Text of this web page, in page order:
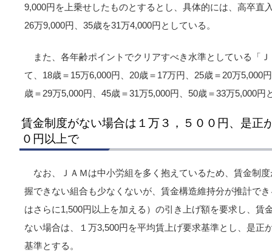
9,000円を上乗せしたものとするとし、具体的には、高卒直
26万9,000円、35歳を31万4,000円としている。
また、各年齢ポイントでクリアすべき水準としている「
て、18歳＝15万6,000円、20歳＝17万円、25歳＝20万5,000
歳＝29万5,000円、45歳＝31万5,000円、50歳＝33万5,000円
賃金制度がない場合は１万３，５００円、是正
０円以上で
なお、ＪＡＭは中小労組を多く抱えているため、賃金制
握できない組合も少なくないが、賃金構造維持分が推計で
はさらに1,500円以上を加える）の引き上げ額を要求し、賃
ない場合は、１万3,500円を平均賃上げ要求基準とし、是正
基準とする。